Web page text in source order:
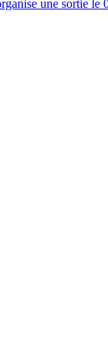
une sortie le